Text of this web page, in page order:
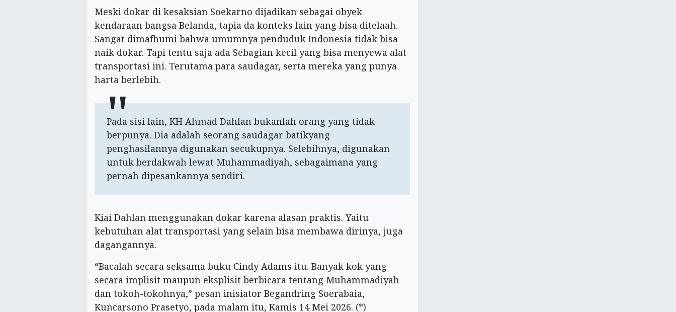
Meski dokar di kesaksian Soekarno dijadikan sebagai obyek
kendaraan bangsa Belanda, tapia da konteks lain yang bisa ditelaah.
Sangat dimafhumi bahwa umumnya penduduk Indonesia tidak bisa
naik dokar. Tapi tentu saja ada Sebagian kecil yang bisa menyewa alat
transportasi ini. Terutama para saudagar, serta mereka yang punya
harta berlebih.
Pada sisi lain, KH Ahmad Dahlan bukanlah orang yang tidak
berpunya. Dia adalah seorang saudagar batikyang
penghasilannya digunakan secukupnya. Selebihnya, digunakan
untuk berdakwah lewat Muhammadiyah, sebagaimana yang
pernah dipesankannya sendiri.
Kiai Dahlan menggunakan dokar karena alasan praktis. Yaitu
kebutuhan alat transportasi yang selain bisa membawa dirinya, juga
dagangannya.
“Bacalah secara seksama buku Cindy Adams itu. Banyak kok yang
secara implisit maupun eksplisit berbicara tentang Muhammadiyah
dan tokoh-tokohnya,” pesan inisiator Begandring Soerabaia,
Kuncarsono Prasetyo, pada malam itu, Kamis 14 Mei 2026. (*)